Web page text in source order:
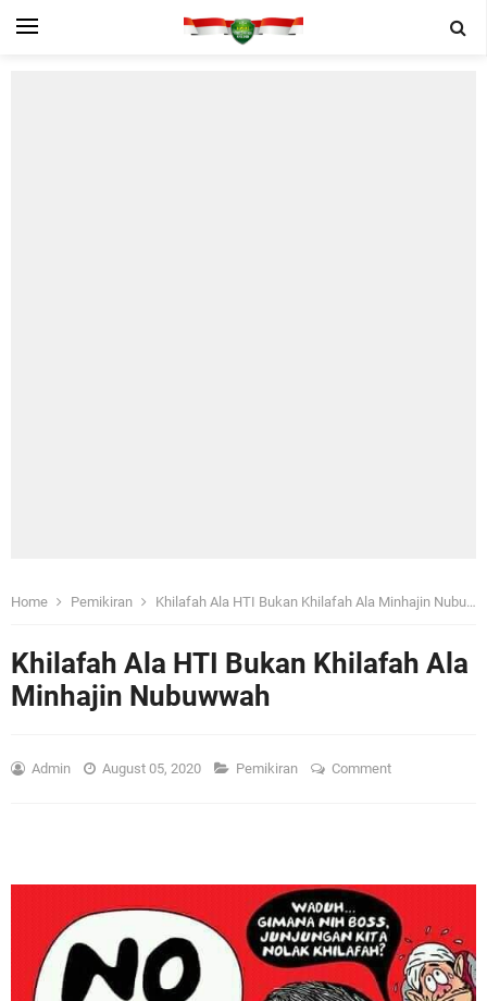
Home Pemikiran Khilafah Ala HTI Bukan Khilafah Ala Minhajin Nubuwwah
Khilafah Ala HTI Bukan Khilafah Ala
Minhajin Nubuwwah
Admin August 05, 2020 Pemikiran Comment